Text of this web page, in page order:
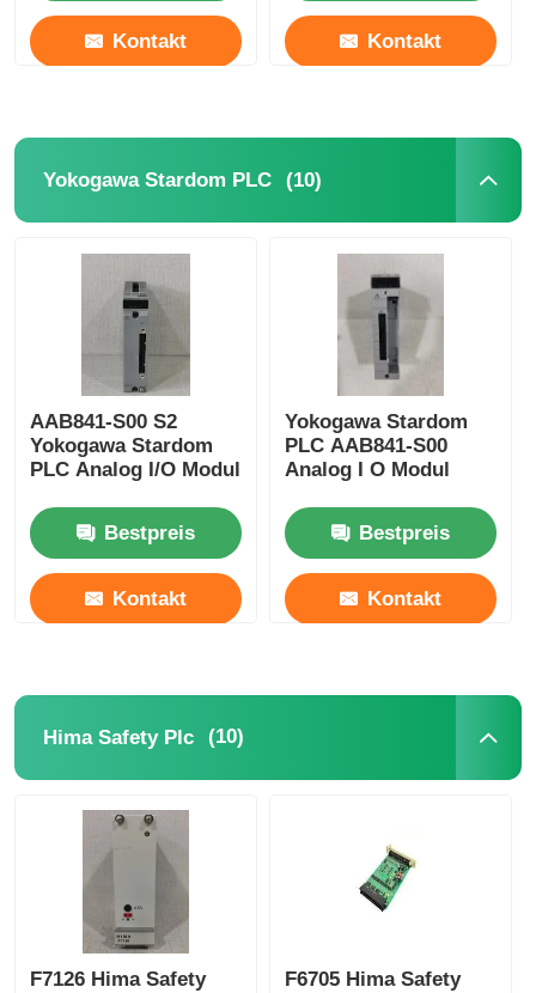
Kontakt Kontakt
Yokogawa Stardom PLC (10)
AAB841-S00 S2
Yokogawa Stardom
PLC Analog I/O Modul
Bestpreis
Kontakt
Yokogawa Stardom
PLC AAB841-S00
Analog I O Modul
Bestpreis
Kontakt
Hima Safety Plc (10)
F7126 Hima Safety
F6705 Hima Safety